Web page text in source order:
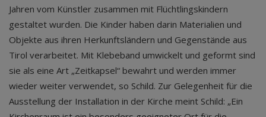
Jahren vom Künstler zusammen mit Flüchtlingskindern
gestaltet wurden. Die Kinder haben darin Materialien und
Objekte aus ihren Herkunftsländern und Gegenstände aus
Tirol verarbeitet. Mit Klebeband umwickelt und geformt sind
sie als eine Art „Zeitkapsel“ bewahrt und werden immer
wieder weiter verwendet, so Schild. Zur Gelegenheit für die
Ausstellung der Installation in der Kirche meint Schild: „Ein